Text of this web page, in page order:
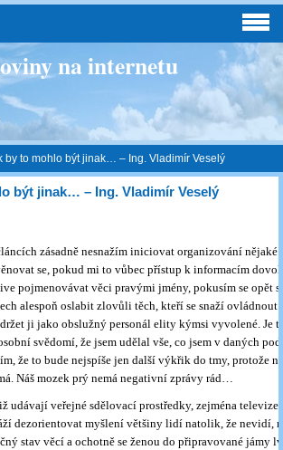
na internetu
by to mohlo být jinak… – Ing. Vladimír Veselý
být jinak… – Ing. Vladimír Veselý
zásadně nesnažím iniciovat organizování nějaké
se, pokud mi to vůbec přístup k informacím
pojmenovávat věci pravými jmény, pokusím se opět
alespoň oslabit zlovůli těch, kteří se snaží ovládnout
ji jako obslužný personál elity kýmsi vyvolené. Je
svědomí, že jsem udělal vše, co jsem v daných
že to bude nejspíše jen další výkřik do tmy, protože
Náš mozek prý nemá negativní zprávy rád…
udávají veřejné sdělovací prostředky, zejména televize
dezorientovat myšlení většiny lidí natolik, že nevidí,
stav věcí a ochotně se ženou do připravované jámy